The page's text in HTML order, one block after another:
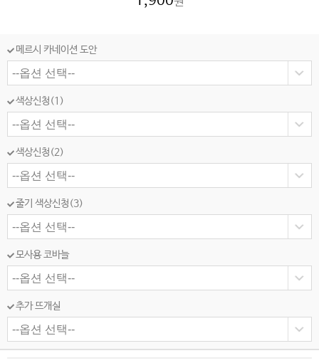
메르시 카네이션 도안
색상신청(1)
색상신청(2)
줄기 색상신청(3)
모사용 코바늘
추가 뜨개실